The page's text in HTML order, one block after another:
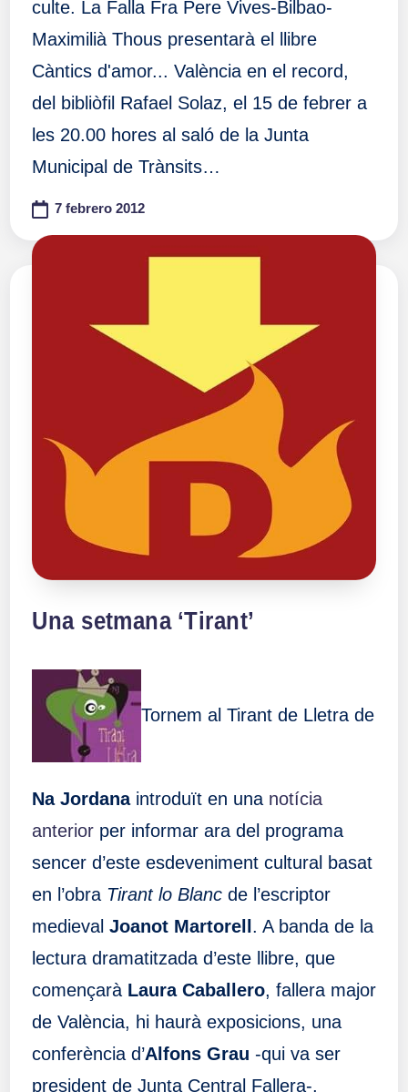
culte. La Falla Fra Pere Vives-Bilbao-
Maximilià Thous presentarà el llibre
Càntics d'amor... València en el record,
del bibliòfil Rafael Solaz, el 15 de febrer a
les 20.00 hores al saló de la Junta
Municipal de Trànsits…
7 febrero 2012
Una setmana ‘Tirant’
Tornem al Tirant de Lletra de
Na Jordanaintroduït en una notícia
anteriorper informar ara del programa
sencer d’este esdeveniment cultural basat
en l’obraTirant lo Blancde l’escriptor
medieval Joanot Martorell . A banda de la
lectura dramatitzada d’este llibre, que
començarà Laura Caballero, fallera major
de València, hi haurà exposicions, una
conferència d’Alfons Grau -qui va ser
president de Junta Central Fallera-,